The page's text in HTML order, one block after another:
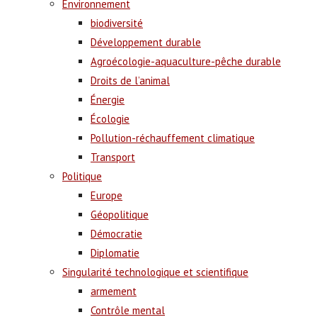
Environnement
biodiversité
Développement durable
Agroécologie-aquaculture-pêche durable
Droits de l’animal
Énergie
Écologie
Pollution-réchauffement climatique
Transport
Politique
Europe
Géopolitique
Démocratie
Diplomatie
Singularité technologique et scientifique
armement
Contrôle mental